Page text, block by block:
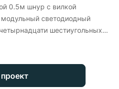
0.5м шнур с вилкой
светодиодный
шестиугольных
для акцентного и
поток 89 100 Лм,
температура 6500К